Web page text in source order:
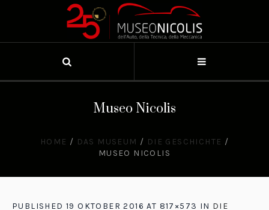
Museo Nicolis
HOME / DAS MUSEUM / DIE GESCHICHTE /
MUSEO NICOLIS
PUBLISHED 19 OKTOBER 2016 AT 817×573 IN DIE